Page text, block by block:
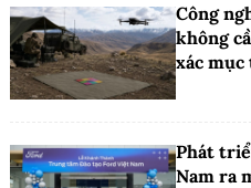
Công
không
xác
Phát
Nam ra